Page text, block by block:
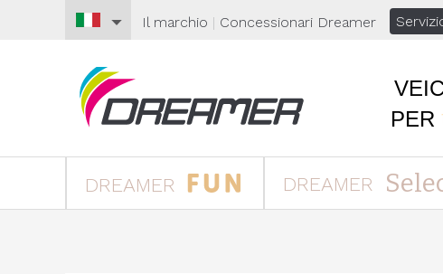
Il marchio | Concessionari Dreamer
PER
DREAMER DREAMER